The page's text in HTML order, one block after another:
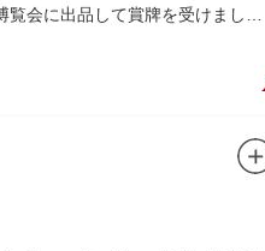
会に出品して賞牌を受けまし